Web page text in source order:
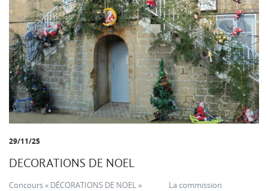
29/11/25
DECORATIONS DE NOEL
Concours « DÉCORATIONS DE NOEL » La commission